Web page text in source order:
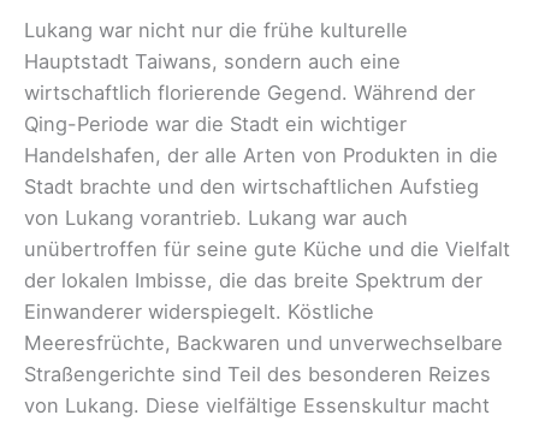
Lukang war nicht nur die frühe kulturelle
Hauptstadt Taiwans, sondern auch eine
wirtschaftlich florierende Gegend. Während der
Qing-Periode war die Stadt ein wichtiger
Handelshafen, der alle Arten von Produkten in die
Stadt brachte und den wirtschaftlichen Aufstieg
von Lukang vorantrieb. Lukang war auch
unübertroffen für seine gute Küche und die Vielfalt
der lokalen Imbisse, die das breite Spektrum der
Einwanderer widerspiegelt. Köstliche
Meeresfrüchte, Backwaren und unverwechselbare
Straßengerichte sind Teil des besonderen Reizes
von Lukang. Diese vielfältige Essenskultur macht